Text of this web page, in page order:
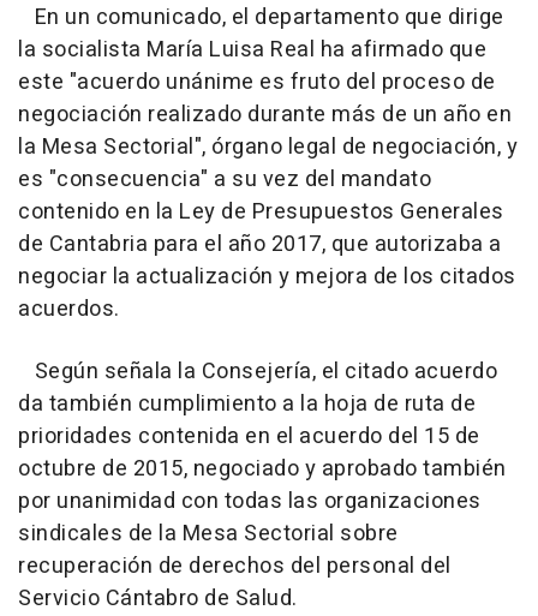
En un comunicado, el departamento que dirige
la socialista María Luisa Real ha afirmado que
este "acuerdo unánime es fruto del proceso de
negociación realizado durante más de un año en
la Mesa Sectorial", órgano legal de negociación, y
es "consecuencia" a su vez del mandato
contenido en la Ley de Presupuestos Generales
de Cantabria para el año 2017, que autorizaba a
negociar la actualización y mejora de los citados
acuerdos.
Según señala la Consejería, el citado acuerdo
da también cumplimiento a la hoja de ruta de
prioridades contenida en el acuerdo del 15 de
octubre de 2015, negociado y aprobado también
por unanimidad con todas las organizaciones
sindicales de la Mesa Sectorial sobre
recuperación de derechos del personal del
Servicio Cántabro de Salud.